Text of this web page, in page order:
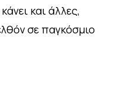
και άλλες,
σε παγκόσμιο